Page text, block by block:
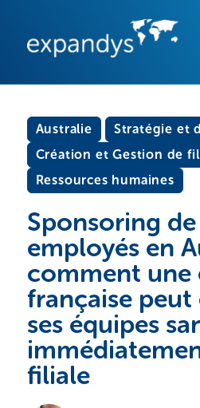
Australie
Stratégie et
Création et Gestion de
Ressources humaines
Sponsoring
employés en
comment une
française peut
ses équipes
filiale